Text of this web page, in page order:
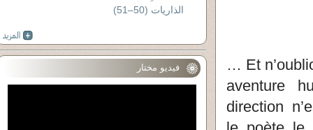
… Et
aventure
direction
الذاريات (50–51)
فيديو مختار